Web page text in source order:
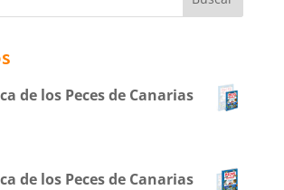
de los Peces de Canarias
de los Peces de Canarias